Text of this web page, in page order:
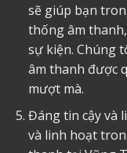
sẽ giúp bạn
thống âm
sự kiện. Chúng
âm thanh được
mượt mà.
Đáng tin cậy và
và linh hoạt